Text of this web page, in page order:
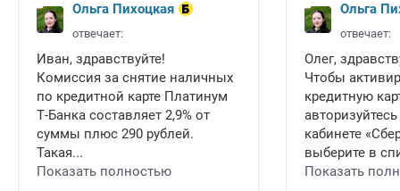
Ольга Пихоцкая
отвечает:
Иван, здравствуйте!
Комиссия за снятие наличных
по кредитной карте Платинум
Т-Банка составляет 2,9% от
суммы плюс 290 рублей.
Такая...
Показать полностью
Ольга
отвечает:
Олег,
Чтобы
кредитную
кабинете
выберите в
Показать